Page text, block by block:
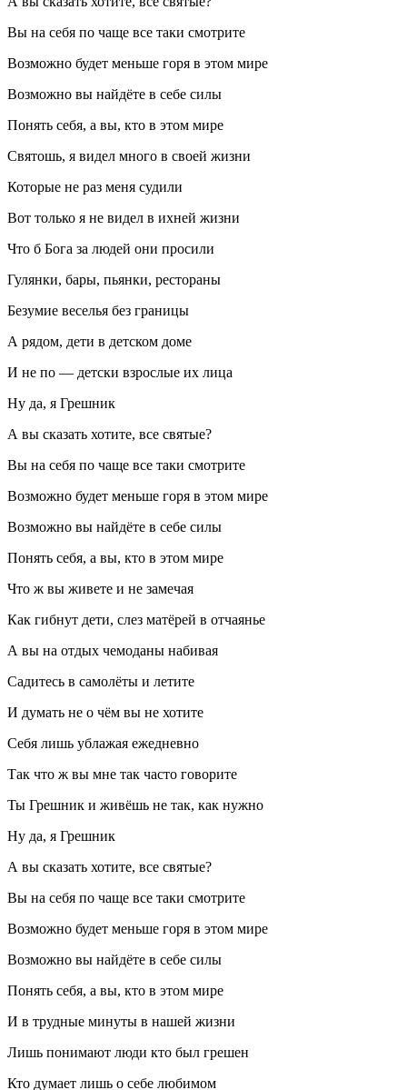
Вы на себя по чаще все таки смотрите
Возможно будет меньше горя в этом мире
Возможно вы найдёте в себе силы
Понять себя, а вы, кто в этом мире
Святошь, я видел много в своей жизни
Которые не раз меня судили
Вот только я не видел в ихней жизни
Что б Бога за людей они просили
Гулянки, бары, пьянки, рестораны
Безумие веселья без границы
А рядом, дети в детском доме
И не по — детски взрослые их лица
Ну да, я Грешник
А вы сказать хотите, все святые?
Вы на себя по чаще все таки смотрите
Возможно будет меньше горя в этом мире
Возможно вы найдёте в себе силы
Понять себя, а вы, кто в этом мире
Что ж вы живете и не замечая
Как гибнут дети, слез матёрей в отчаянье
А вы на отдых чемоданы набивая
Садитесь в самолёты и летите
И думать не о чём вы не хотите
Себя лишь ублажая ежедневно
Так что ж вы мне так часто говорите
Ты Грешник и живёшь не так, как нужно
Ну да, я Грешник
А вы сказать хотите, все святые?
Вы на себя по чаще все таки смотрите
Возможно будет меньше горя в этом мире
Возможно вы найдёте в себе силы
Понять себя, а вы, кто в этом мире
И в трудные минуты в нашей жизни
Лишь понимают люди кто был грешен
Кто думает лишь о себе любимом